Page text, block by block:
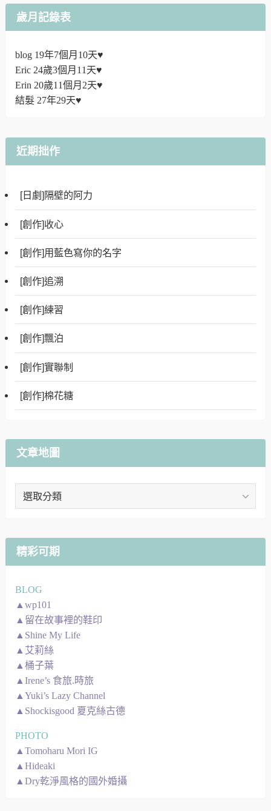
歲月記錄表
blog 19年7個月10天♥
Eric 24歲3個月11天♥
Erin 20歲11個月2天♥
結髮 27年29天♥
近期拙作
[日劇]隔壁的阿力
[創作]收心
[創作]用藍色寫你的名字
[創作]追溯
[創作]練習
[創作]飄泊
[創作]實聯制
[創作]棉花糖
文章地圖
文
圖
精彩可期
BLOG
▲wp101
▲留在故事裡的鞋印
▲Shine My Life
▲艾莉絲
▲桶子葉
▲Irene’s 食旅.時旅
▲Yuki’s Lazy Channel
▲Shockisgood 夏克絲古德
PHOTO
▲Tomoharu Mori IG
▲Hideaki
▲Dry乾淨風格的國外婚攝